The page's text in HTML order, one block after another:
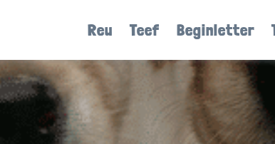
Reu Teef Beginletter